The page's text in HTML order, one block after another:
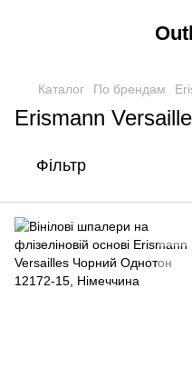
Каталог По брендам
Erismann
Фільтр